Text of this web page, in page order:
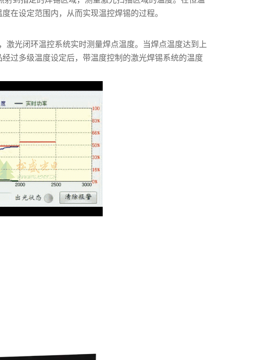
在设定范围内，从而实现温控焊锡的过程。
光闭环温控系统实时测量焊点温度。当焊点温度达到上
过多级温度设定后，带温度控制的激光焊锡系统的温度